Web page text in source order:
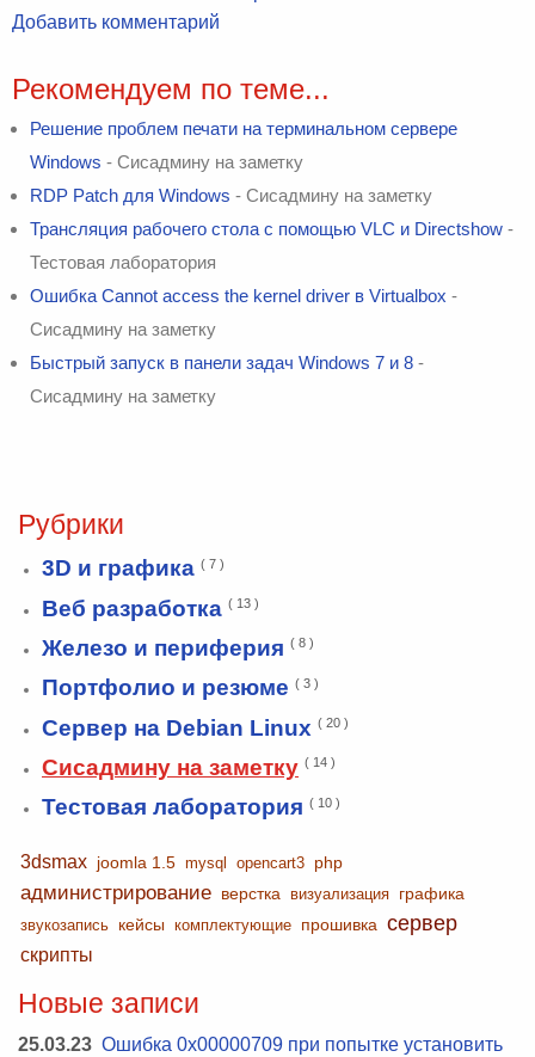
Добавить комментарий
Рекомендуем по теме...
Решение проблем печати на терминальном сервере
Windows - Сисадмину на заметку
RDP Patch для Windows - Сисадмину на заметку
Трансляция рабочего стола с помощью VLC и Directshow -
Тестовая лаборатория
Ошибка Cannot access the kernel driver в Virtualbox -
Сисадмину на заметку
Быстрый запуск в панели задач Windows 7 и 8 -
Сисадмину на заметку
Рубрики
3D и графика ( 7 )
Веб разработка ( 13 )
Железо и периферия ( 8 )
Портфолио и резюме ( 3 )
Сервер на Debian Linux ( 20 )
Сисадмину на заметку ( 14 )
Тестовая лаборатория ( 10 )
3dsmax joomla 1.5 mysql opencart3 php
администрирование верстка визуализация графика
звукозапись кейсы комплектующие прошивка сервер
скрипты
Новые записи
25.03.23 Ошибка 0x00000709 при попытке установить